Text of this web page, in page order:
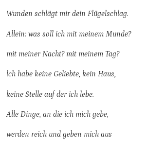
Wunden schlägt mir dein Flügelschlag.
Allein: was soll ich mit meinem Munde?
mit meiner Nacht? mit meinem Tag?
lch habe keine Geliebte, kein Haus,
keine Stelle auf der ich lebe.
Alle Dinge, an die ich mich gebe,
werden reich und geben mich aus